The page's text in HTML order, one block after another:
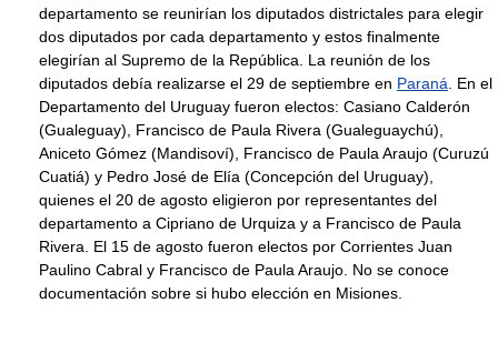
departamento se reunirían los diputados districtales para elegir
dos diputados por cada departamento y estos finalmente
elegirían al Supremo de la República. La reunión de los
diputados debía realizarse el 29 de septiembre en Paraná . En el
Departamento del Uruguay fueron electos: Casiano Calderón
(Gualeguay), Francisco de Paula Rivera (Gualeguaychú),
Aniceto Gómez (Mandisoví), Francisco de Paula Araujo (Curuzú
Cuatiá) y Pedro José de Elía (Concepción del Uruguay),
quienes el 20 de agosto eligieron por representantes del
departamento a Cipriano de Urquiza y a Francisco de Paula
Rivera. El 15 de agosto fueron electos por Corrientes Juan
Paulino Cabral y Francisco de Paula Araujo. No se conoce
documentación sobre si hubo elección en Misiones.